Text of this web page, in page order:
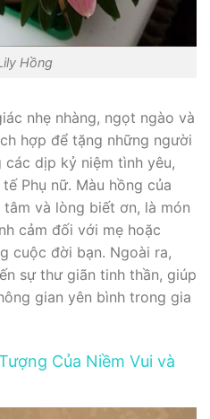
Hồng
nhẹ nhàng, ngọt ngào và
hợp để tặng những người
dịp kỷ niệm tình yêu,
Phụ nữ. Màu hồng của
và lòng biết ơn, là món
cảm đối với mẹ hoặc
cuộc đời bạn. Ngoài ra,
sự thư giãn tinh thần, giúp
gian yên bình trong gia
Của Niềm Vui và